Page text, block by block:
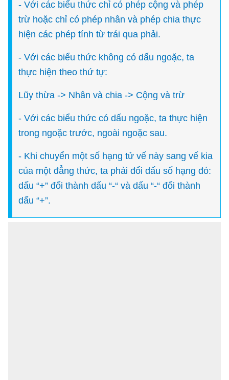
- Với các biểu thức chỉ có phép cộng và phép
trừ hoặc chỉ có phép nhân và phép chia thực
hiện các phép tính từ trái qua phải.
- Với các biểu thức không có dấu ngoặc, ta
thực hiện theo thứ tự:
Lũy thừa -> Nhân và chia -> Cộng và trừ
- Với các biểu thức có dấu ngoặc, ta thực hiện
trong ngoặc trước, ngoài ngoặc sau.
- Khi chuyển một số hạng tử vế này sang vế kia
của một đẳng thức, ta phải đổi dấu số hạng đó:
dấu “+” đổi thành dấu “-“ và dấu “-“ đổi thành
dấu “+”.